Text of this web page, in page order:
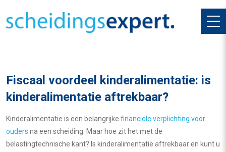
Fiscaal voordeel kinderalimentatie: is
kinderalimentatie aftrekbaar?
Kinderalimentatie is een belangrijke financiële verplichting voor
ouders na een scheiding. Maar hoe zit het met de
belastingtechnische kant? Is kinderalimentatie aftrekbaar en kunt u